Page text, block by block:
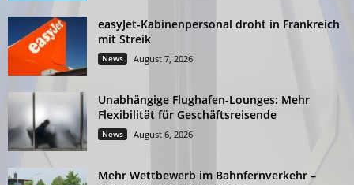
easyJet-Kabinenpersonal droht in Frankreich
mit Streik
News August 7, 2026
Unabhängige Flughafen-Lounges: Mehr
Flexibilität für Geschäftsreisende
News August 6, 2026
Mehr Wettbewerb im Bahnfernverkehr –